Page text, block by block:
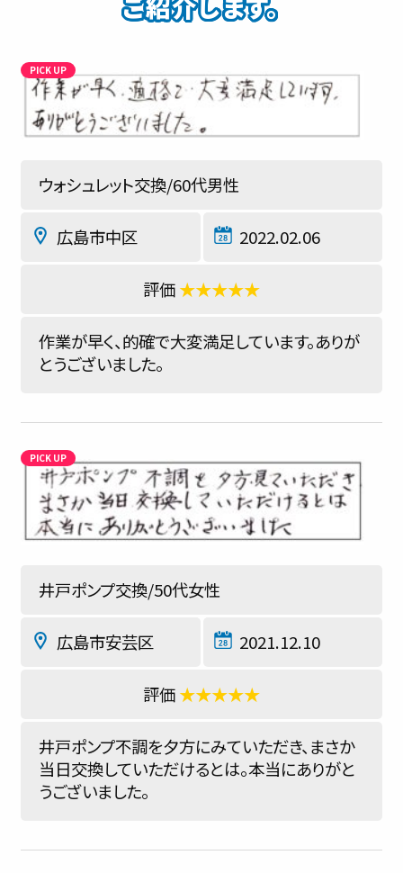
ウォシュレット交換/60代男性
広島市中区 2022.02.06
★★★★★
作業が早く、的確で大変満足しています。ありが
とうございました。
井戸ポンプ交換/50代女性
広島市安芸区 2021.12.10
★★★★★
井戸ポンプ不調を夕方にみていただき、まさか
当日交換していただけるとは。本当にありがと
うございました。